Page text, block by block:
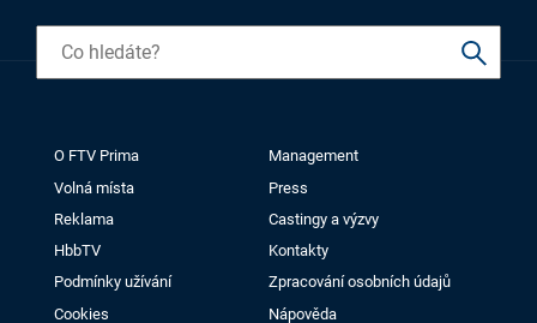
O FTV Prima
Management
Volná místa
Press
Reklama
Castingy a výzvy
HbbTV
Kontakty
Podmínky užívání
Zpracování osobních údajů
Cookies
Nápověda